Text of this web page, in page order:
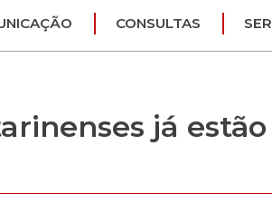
CONSULTAS
já